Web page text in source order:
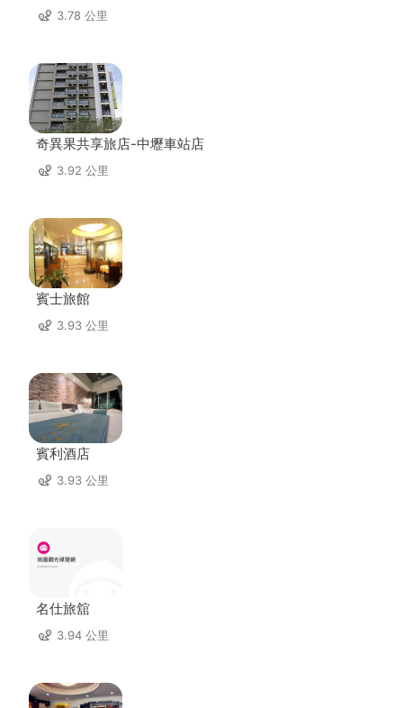
3.78 公里
奇異果共享旅店-中壢車站店
3.92 公里
賓士旅館
3.93 公里
賓利酒店
3.93 公里
名仕旅舘
3.94 公里